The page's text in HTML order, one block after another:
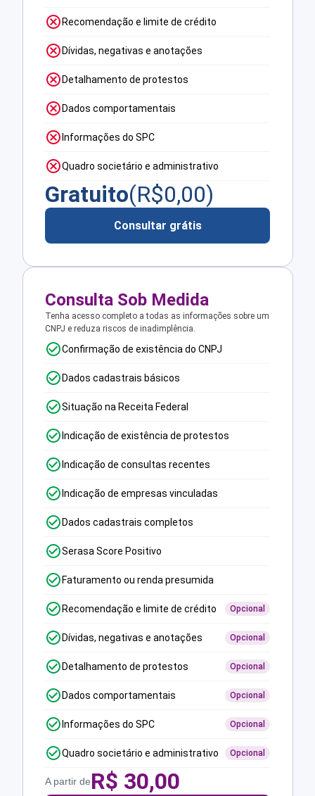
Recomendação e limite de crédito
Dívidas, negativas e anotações
Detalhamento de protestos
Dados comportamentais
Informações do SPC
Quadro societário e administrativo
Gratuito(R$0,00)
Consultar grátis
Consulta Sob Medida
Tenha acesso completo a todas as informações sobre um
CNPJ e reduza riscos de inadimplência.
Confirmação de existência do CNPJ
Dados cadastrais básicos
Situação na Receita Federal
Indicação de existência de protestos
Indicação de consultas recentes
Indicação de empresas vinculadas
Dados cadastrais completos
Serasa Score Positivo
Faturamento ou renda presumida
Recomendação e limite de crédito Opcional
Dívidas, negativas e anotações Opcional
Detalhamento de protestos Opcional
Dados comportamentais Opcional
Informações do SPC Opcional
Quadro societário e administrativo Opcional
A partir deR$ 30,00